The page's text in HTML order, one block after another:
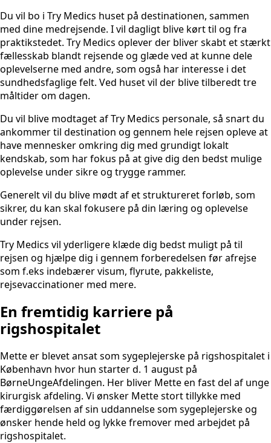
Du vil bo i Try Medics huset på destinationen, sammen
med dine medrejsende. I vil dagligt blive kørt til og fra
praktikstedet. Try Medics oplever der bliver skabt et stærkt
fællesskab blandt rejsende og glæde ved at kunne dele
oplevelserne med andre, som også har interesse i det
sundhedsfaglige felt. Ved huset vil der blive tilberedt tre
måltider om dagen.
Du vil blive modtaget af Try Medics personale, så snart du
ankommer til destination og gennem hele rejsen opleve at
have mennesker omkring dig med grundigt lokalt
kendskab, som har fokus på at give dig den bedst mulige
oplevelse under sikre og trygge rammer.
Generelt vil du blive mødt af et struktureret forløb, som
sikrer, du kan skal fokusere på din læring og oplevelse
under rejsen.
Try Medics vil yderligere klæde dig bedst muligt på til
rejsen og hjælpe dig i gennem forberedelsen før afrejse
som f.eks indebærer visum, flyrute, pakkeliste,
rejsevaccinationer med mere.
En fremtidig karriere på
rigshospitalet
Mette er blevet ansat som sygeplejerske på rigshospitalet i
København hvor hun starter d. 1 august på
BørneUngeAfdelingen. Her bliver Mette en fast del af unge
kirurgisk afdeling. Vi ønsker Mette stort tillykke med
færdiggørelsen af sin uddannelse som sygeplejerske og
ønsker hende held og lykke fremover med arbejdet på
rigshospitalet.